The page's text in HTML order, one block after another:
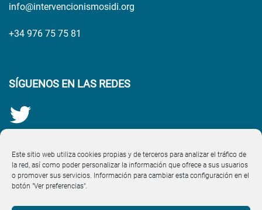
Este sitio web utiliza cookies propias y de terceros para analizar el tráfico de
la red, así como poder personalizar la información que ofrece a sus usuarios
o promover sus servicios. Información para cambiar esta configuración en el
botón "Ver preferencias".
info@intervencionismosidi.org
+34 976 75 75 81
SÍGUENOS EN LAS REDES